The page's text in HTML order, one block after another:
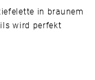
in braunem
wird perfekt